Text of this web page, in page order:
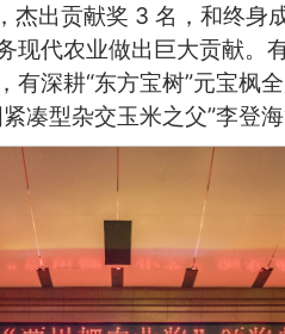
出贡献奖 3 名，和终身
现代农业做出巨大贡献。
深耕“东方宝树”元宝枫
凑型杂交玉米之父”李登海